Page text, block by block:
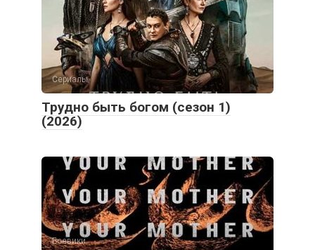
Сериалы
Трудно быть богом (сезон 1)
(2026)
Боевики